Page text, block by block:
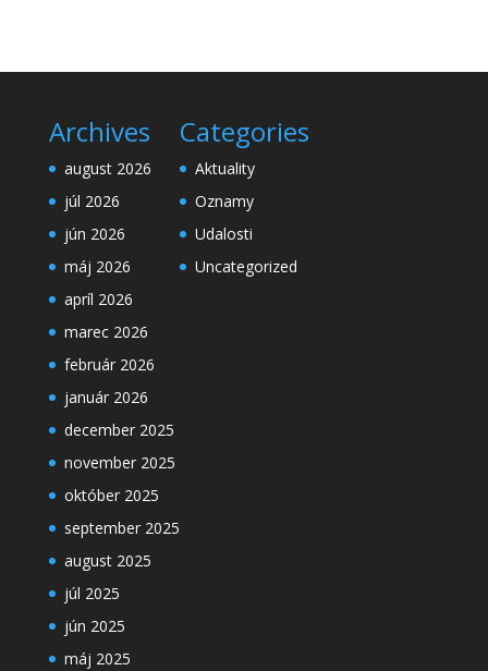
Archives
august 2026
júl 2026
jún 2026
máj 2026
apríl 2026
marec 2026
február 2026
január 2026
december 2025
november 2025
október 2025
september 2025
august 2025
júl 2025
jún 2025
máj 2025
Categories
Aktuality
Oznamy
Udalosti
Uncategorized